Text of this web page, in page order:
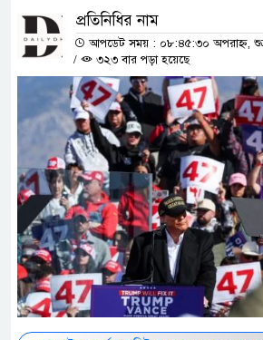
প্রতিনিধির নাম
আপডেট সময় : ০৮:৪৫:৩০ অপরাহ্ন,
/
৩২৩ বার পড়া হয়েছে